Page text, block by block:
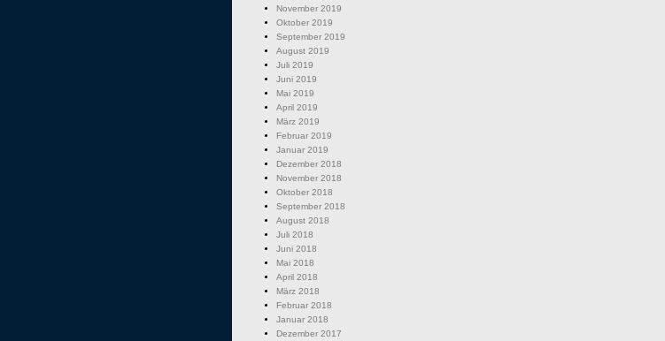
November 2019
Oktober 2019
September 2019
August 2019
Juli 2019
Juni 2019
Mai 2019
April 2019
März 2019
Februar 2019
Januar 2019
Dezember 2018
November 2018
Oktober 2018
September 2018
August 2018
Juli 2018
Juni 2018
Mai 2018
April 2018
März 2018
Februar 2018
Januar 2018
Dezember 2017